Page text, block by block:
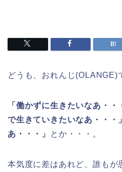
どうも、おれんじ(OLANGE)
「働かずに生きたいなあ・・
で生きていきたいなあ・・・」
あ・・・」
とか・・・。
本気度に差はあれど、誰もが